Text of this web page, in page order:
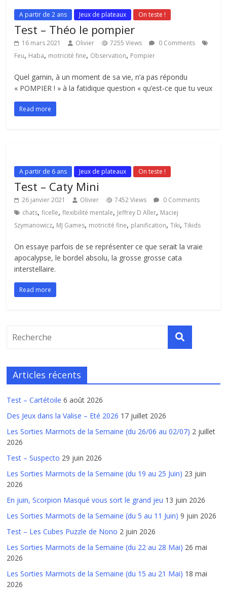
A partir de 2 ans Jeux de plateaux On teste !
Test – Théo le pompier
16 mars 2021 Olivier 7255 Views
0 Comments
Feu, Haba, motricité fine, Observation, Pompier
Quel gamin, à un moment de sa vie, n’a pas répondu
« POMPIER ! » à la fatidique question « qu’est-ce que tu veux
Read more
A partir de 6 ans Jeux de plateaux On teste !
Test – Caty Mini
26 janvier 2021 Olivier 7452 Views
0 Comments
chats,ficelle,flexibilité mentale, Jeffrey D Aller, Maciej
Szymanowicz, MJ Games, motricité fine, planification,Tiki,Tikids
On essaye parfois de se représenter ce que serait la vraie
apocalypse, le bordel absolu, la grosse grosse cata
interstellaire.
Read more
Articles récents
Test – Cartétoile 6 août 2026
Des Jeux dans la Valise – Eté 2026 17 juillet 2026
Les Sorties Marmots de la Semaine (du 26/06 au 02/07) 2 juillet
2026
Test – Suspecto 29 juin 2026
Les Sorties Marmots de la Semaine (du 19 au 25 Juin) 23 juin
2026
En juin, Scorpion Masqué vous sort le grand jeu 13 juin 2026
Les Sorties Marmots de la Semaine (du 5 au 11 Juin) 9 juin 2026
Test – Les Cubes Puzzle de Nono 2 juin 2026
Les Sorties Marmots de la Semaine (du 22 au 28 Mai) 26 mai
2026
Les Sorties Marmots de la Semaine (du 15 au 21 Mai) 18 mai
2026